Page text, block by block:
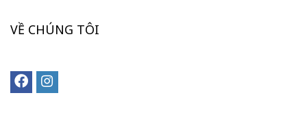
VỀ CHÚNG TÔI